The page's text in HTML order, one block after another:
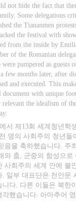
not hide the fact that
Some delegations
the Tiananmen
the festival with
from the inside by
of the Romanian
pampered as guests
few months later, after
and executed. This
document with unique
relevant the idealism of
서 제13회 세계청년학
명의 사회주의 청년들
음을 축하했습니다. 주
와 춤, 군중의 함성으로
사회주의 세계 안에 불
. 일부 대표단은 천안문
니다. 다른 이들은 북한
각했습니다. 아마추어